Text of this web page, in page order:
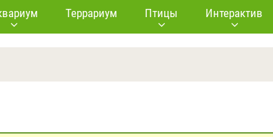
Террариум Птицы Интерактив
Другие вопросы
Задать вопрос